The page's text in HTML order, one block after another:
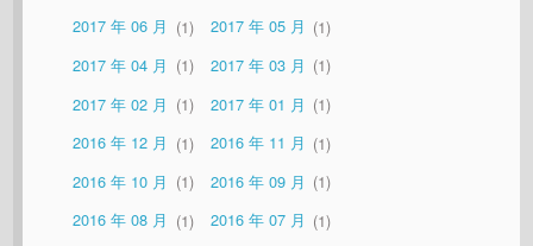
2017 年 06 月
1 2017 年 05 月
1
2017 年 04 月
1 2017 年 03 月
1
2017 年 02 月
1 2017 年 01 月
1
2016 年 12 月
1 2016 年 11 月
1
2016 年 10 月
1 2016 年 09 月
1
2016 年 08 月
1 2016 年 07 月
1